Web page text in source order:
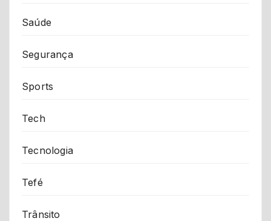
Saúde
Segurança
Sports
Tech
Tecnologia
Tefé
Trânsito